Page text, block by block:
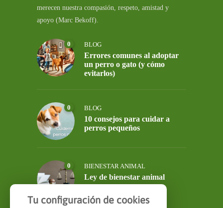
merecen nuestra compasión, respeto, amistad y
apoyo (Marc Bekoff).
0 BLOG
Errores comunes al adoptar
un perro o gato (y cómo
evitarlos)
0 BLOG
10 consejos para cuidar a
perros pequeños
0 BIENESTAR ANIMAL
Ley de bienestar animal
Tu configuración de cookies